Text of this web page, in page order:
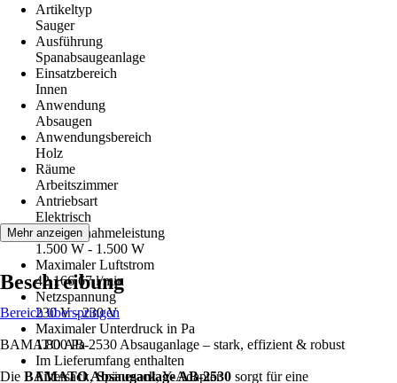
Artikeltyp
Sauger
Ausführung
Spanabsaugeanlage
Einsatzbereich
Innen
Anwendung
Absaugen
Anwendungsbereich
Holz
Räume
Arbeitszimmer
Antriebsart
Elektrisch
Nennaufnahmeleistung
1.500 W - 1.500 W
Maximaler Luftstrom
42.166,67 l/min
Netzspannung
230 V - 230 V
Maximaler Unterdruck in Pa
1.800 Pa
Im Lieferumfang enthalten
Filtersack, Spänesack, Y-Adapter
Mehr anzeigen
Beschreibung
Bereich überspringen
BAMATO AB-2530 Absauganlage – stark, effizient & robust
Die BAMATO Absauganlage AB-2530 sorgt für eine